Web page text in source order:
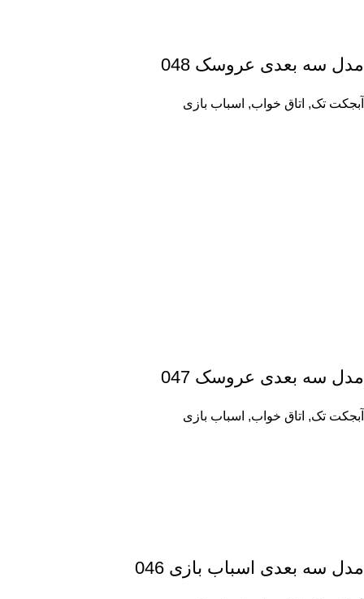
مدل سه بعدی عروسک 048
آبجکت تک, اتاق خواب, اسباب بازی
مدل سه بعدی عروسک 047
آبجکت تک, اتاق خواب, اسباب بازی
مدل سه بعدی اسباب بازی 046